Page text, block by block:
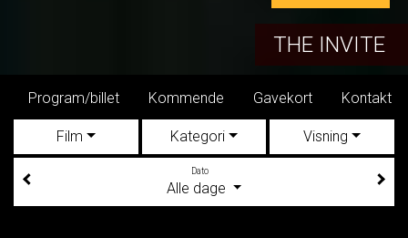
THE INVITE
Program/billet Kommende Gavekort Kontakt
Film Kategori Visning
Dato
Alle dage